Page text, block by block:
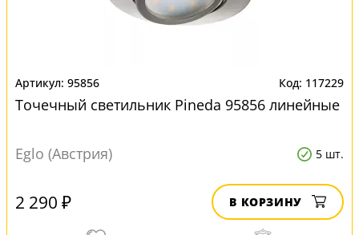
95856 117229
Точечный светильник Pineda 95856 линейные
Eglo (Австрия) 5 шт.
2 290 ₽ В КОРЗИНУ